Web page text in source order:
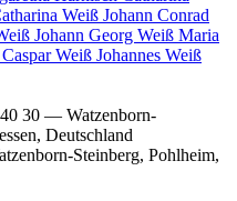
Weiß Johann Conrad
Johann Georg Weiß Maria
Weiß Johannes Weiß
40 30 — Watzenborn-
Deutschland
Steinberg, Pohlheim,